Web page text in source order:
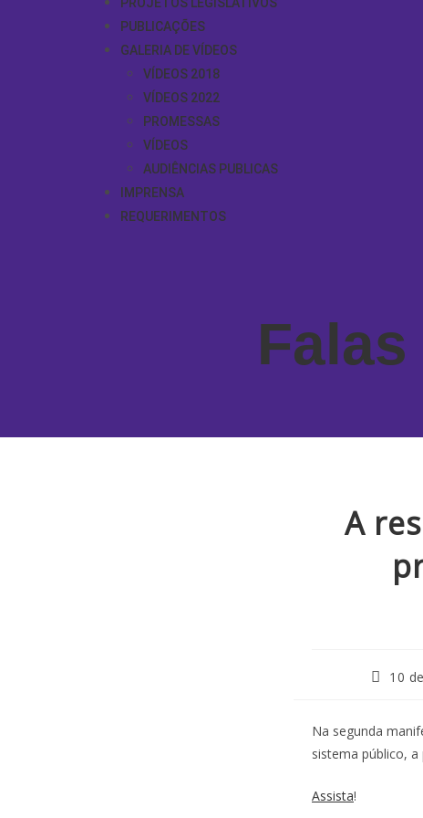
PUBLICAÇÕES
GALERIA DE VÍDEOS
VÍDEOS 2018
VÍDEOS 2022
PROMESSAS
VÍDEOS
AUDIÊNCIAS PUBLICAS
IMPRENSA
REQUERIMENTOS
A
10
Na segunda
sistema público,
Assista!